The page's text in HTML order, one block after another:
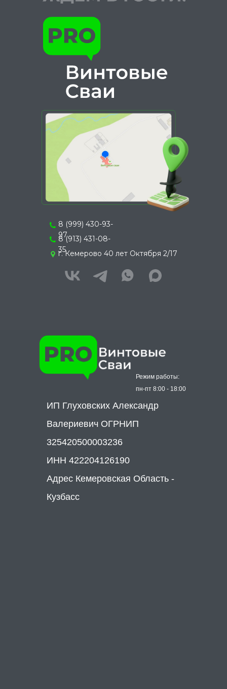
8 (999) 430-93-
97
8 (913) 431-08-
35
г. Кемерово 40 лет Октября 2/17
ИП Глуховских Александр
Валериевич ОГРНИП
325420500003236
ИНН 422204126190
Адрес Кемеровская Область -
Кузбасс
Режим работы:
пн-пт 8:00 - 18:00